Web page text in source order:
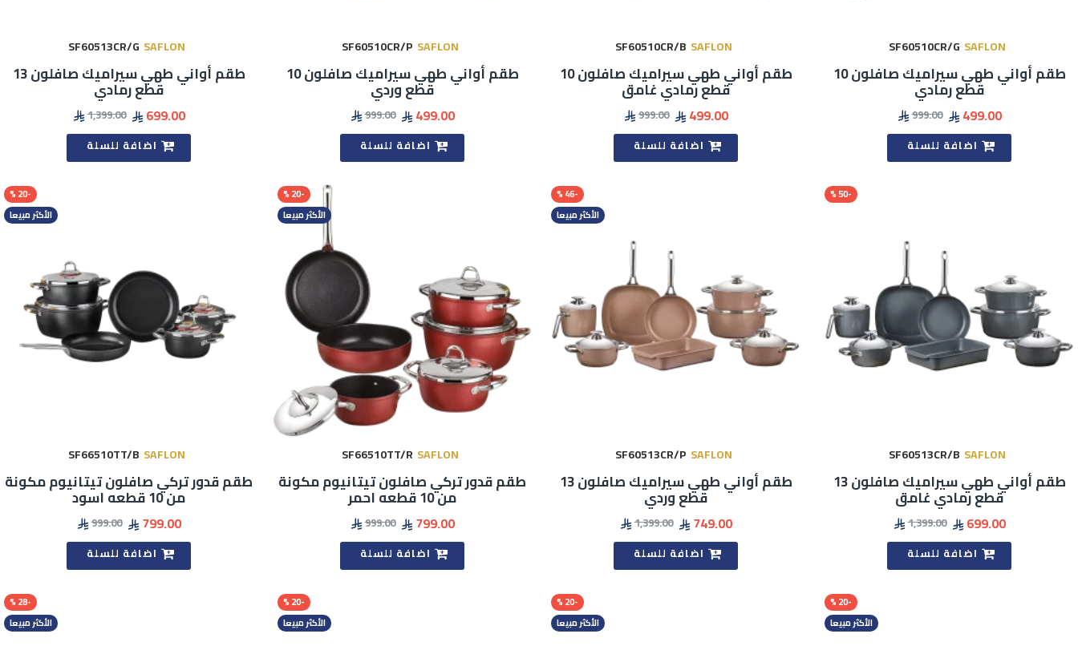
SAFLON
SF60510CR/G
طقم أواني طهي سيراميك صافلون 10
قطع رمادي
499.00
999.00
اضافة للسلة
SAFLON
SF60510CR/B
طقم أواني طهي سيراميك صافلون 10
قطع رمادي غامق
499.00
999.00
اضافة للسلة
SAFLON
SF60510CR/P
طقم أواني طهي سيراميك صافلون 10
قطع وردي
499.00
999.00
اضافة للسلة
SAFLON
SF60513CR/G
طقم أواني طهي سيراميك صافلون 13
قطع رمادي
699.00
1,399.00
اضافة للسلة
-50 %
SAFLON
SF60513CR/B
طقم أواني طهي سيراميك صافلون 13
قطع رمادي غامق
699.00
1,399.00
اضافة للسلة
الأكثر مبيعا
-46 %
SAFLON
SF60513CR/P
طقم أواني طهي سيراميك صافلون 13
قطع وردي
749.00
1,399.00
اضافة للسلة
الأكثر مبيعا
-20 %
SAFLON
SF66510TT/R
طقم قدور تركي صافلون تيتانيوم مكونة
من 10 قطعه احمر
799.00
999.00
اضافة للسلة
الأكثر مبيعا
-20 %
SAFLON
SF66510TT/B
طقم قدور تركي صافلون تيتانيوم مكونة
من 10 قطعه اسود
799.00
999.00
اضافة للسلة
الأكثر مبيعا
-20 %
الأكثر مبيعا
-20 %
الأكثر مبيعا
-20 %
الأكثر مبيعا
-28 %